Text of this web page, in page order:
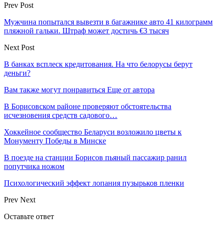
Prev Post
Мужчина попытался вывезти в багажнике авто 41 килограмм
пляжной гальки. Штраф может достичь €3 тысяч
Next Post
В банках всплеск кредитования. На что белорусы берут
деньги?
Вам также могут понравиться Еще от автора
В Борисовском районе проверяют обстоятельства
исчезновения средств садового…
Хоккейное сообщество Беларуси возложило цветы к
Монументу Победы в Минске
В поезде на станции Борисов пьяный пассажир ранил
попутчика ножом
Психологический эффект лопания пузырьков пленки
Prev Next
Оставьте ответ